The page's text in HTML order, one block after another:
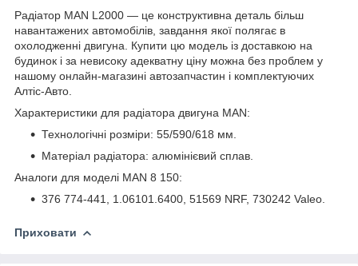
Радіатор MAN L2000 — це конструктивна деталь більш
навантажених автомобілів, завдання якої полягає в
охолодженні двигуна. Купити цю модель із доставкою на
будинок і за невисоку адекватну ціну можна без проблем у
нашому онлайн-магазині автозапчастин і комплектуючих
Алтіс-Авто.
Характеристики для радіатора двигуна MAN:
Технологічні розміри: 55/590/618 мм.
Матеріал радіатора: алюмінієвий сплав.
Аналоги для моделі MAN 8 150:
376 774-441, 1.06101.6400, 51569 NRF, 730242 Valeo.
Приховати